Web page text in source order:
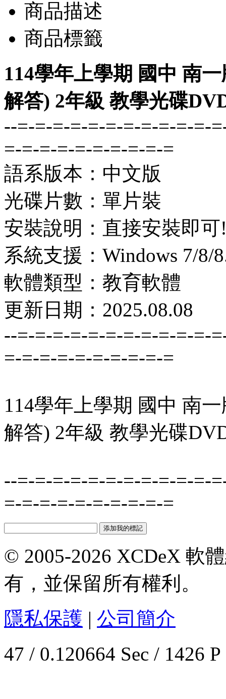
商品描述
商品標籤
114學年上學期 國中 南
解答) 2年級 教學光碟
--=-=-=-=-=-=-=-=-=-=-=-
=-=-=-=-=-=-=-=-=-=
語系版本：中文版
光碟片數：單片裝
安裝說明：直接安裝即可
系統支援：Windows 7/8/
軟體類型：教育軟體
更新日期：2025.08.08
--=-=-=-=-=-=-=-=-=-=-=-
=-=-=-=-=-=-=-=-=-=
114學年上學期 國中 南
解答) 2年級 教學光碟
--=-=-=-=-=-=-=-=-=-=-=-
=-=-=-=-=-=-=-=-=-=
© 2005-2026 XCDeX 軟
有，並保留所有權利。
隱私保護 | 公司簡介
47 / 0.120664 Sec / 1426